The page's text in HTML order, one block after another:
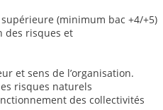
supérieure (minimum bac +4/+5)
des risques et
et sens de l’organisation.
risques naturels
des collectivités